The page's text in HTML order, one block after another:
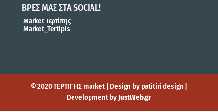
ΒΡΕΣ ΜΑΣ ΣΤΑ SOCIAL!
Market Τερτίπης
Market_Tertipis
© 2020 ΤΕΡΤΙΠΗΣ market | Design by patitiri design |
Development by JustWeb.gr